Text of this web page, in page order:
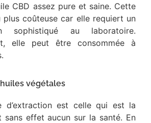
CBD assez pure et saine. Cette
plus coûteuse car elle requiert un
sophistiqué au laboratoire.
elle peut être consommée à
huiles végétales
d’extraction est celle qui est la
sans effet aucun sur la santé. En